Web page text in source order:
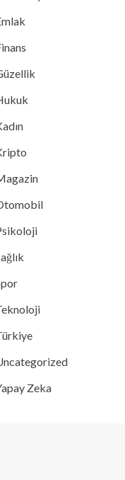
Zeka